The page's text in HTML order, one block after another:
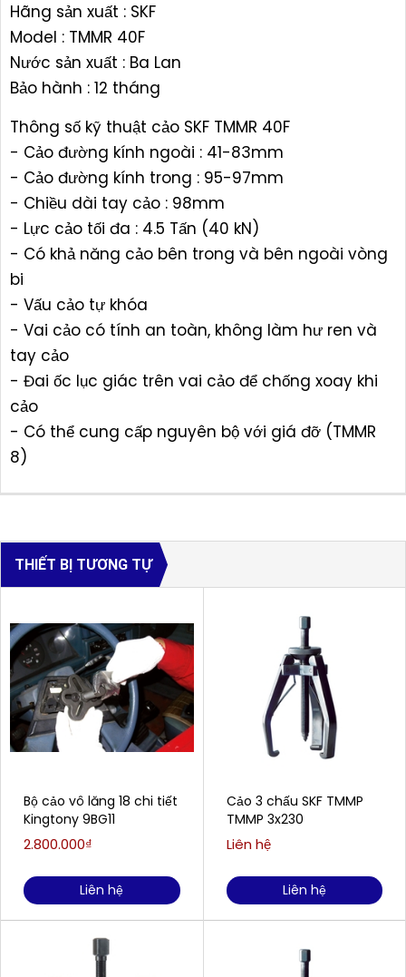
Hãng sản xuất : SKF
Model : TMMR 40F
Nước sản xuất : Ba Lan
Bảo hành : 12 tháng
Thông số kỹ thuật cảo SKF TMMR 40F
- Cảo đường kính ngoài : 41-83mm
- Cảo đường kính trong : 95-97mm
- Chiều dài tay cảo : 98mm
- Lực cảo tối đa : 4.5 Tấn (40 kN)
- Có khả năng cảo bên trong và bên ngoài vòng
bi
- Vấu cảo tự khóa
- Vai cảo có tính an toàn, không làm hư ren và
tay cảo
- Đai ốc lục giác trên vai cảo để chống xoay khi
cảo
- Có thể cung cấp nguyên bộ với giá đỡ (TMMR
8)
THIẾT BỊ TƯƠNG TỰ
Bộ cảo vô lăng 18 chi tiết
Kingtony 9BG11
2.800.000₫
Liên hệ
Cảo 3 chấu SKF TMMP
TMMP 3x230
Liên hệ
Liên hệ